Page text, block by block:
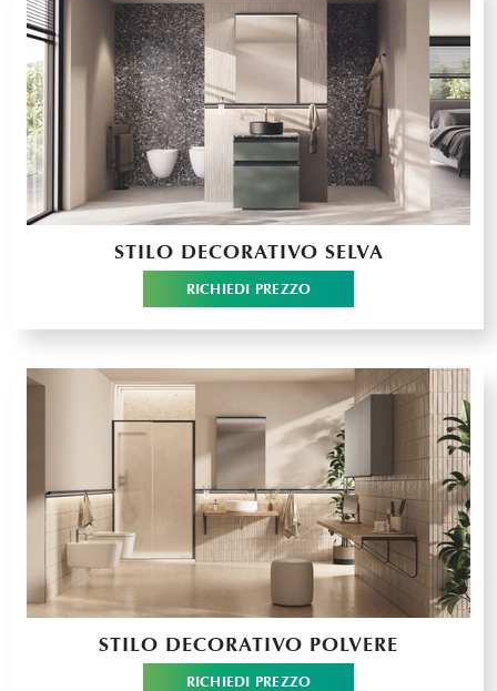
STILO DECORATIVO SELVA
RICHIEDI PREZZO
STILO DECORATIVO POLVERE
RICHIEDI PREZZO